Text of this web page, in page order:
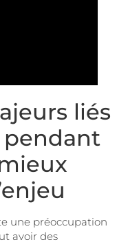
liés
pendant
une préoccupation
avoir des